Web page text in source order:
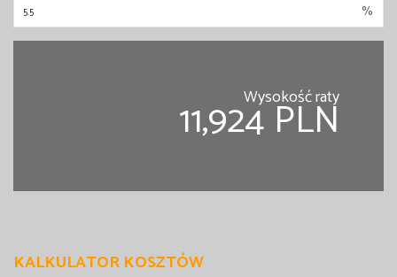
%
Wysokość raty
11,924 PLN
KALKULATOR KOSZTÓW